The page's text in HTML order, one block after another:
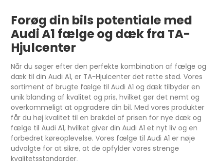
Forøg din bils potentiale med
Audi A1 fælge og dæk fra TA-
Hjulcenter
Når du søger efter den perfekte kombination af fælge og
dæk til din Audi A1, er TA-Hjulcenter det rette sted. Vores
sortiment af brugte fælge til Audi A1 og dæk tilbyder en
unik blanding af kvalitet og pris, hvilket gør det nemt og
overkommeligt at opgradere din bil. Med vores produkter
får du høj kvalitet til en brøkdel af prisen for nye dæk og
fælge til Audi A1, hvilket giver din Audi A1 et nyt liv og en
forbedret køreoplevelse. Vores fælge til Audi A1 er nøje
udvalgte for at sikre, at de opfylder vores strenge
kvalitetsstandarder.